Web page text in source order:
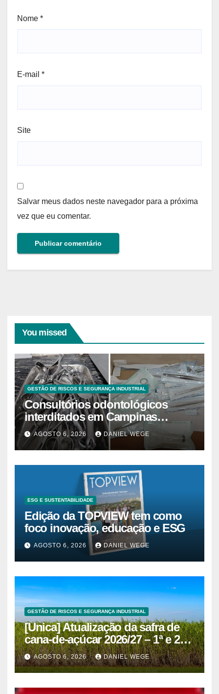
Nome *
E-mail *
Site
Salvar meus dados neste navegador para a próxima
vez que eu comentar.
You missed
GESTÃO DE RISCOS E SEGURANÇA INDUSTRIAL
Consultórios odontológicos
interditados em Campinas
superam 2025
AGOSTO 6, 2026 DANIEL WEGE
ESG E SUSTENTABILIDADE
Edição da TOPVIEW tem como
foco inovação, educação e ESG
AGOSTO 6, 2026 DANIEL WEGE
GESTÃO DE RISCOS E SEGURANÇA INDUSTRIAL
[Unica] Atualização da safra de
cana-de-açúcar 2026/27 – 1ª e 2ª
quinzenas de junho
AGOSTO 6, 2026 DANIEL WEGE